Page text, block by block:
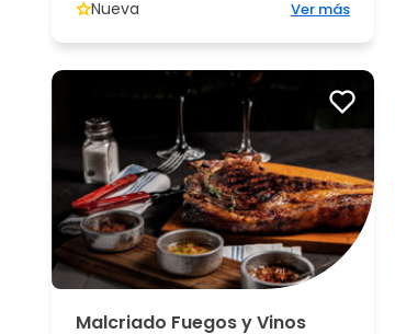
Nueva Ver más
Malcriado Fuegos y Vinos